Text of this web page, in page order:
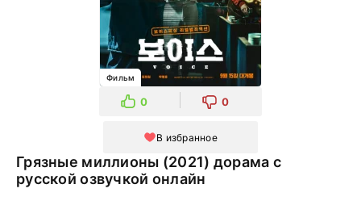
Фильм
0 0
В избранное
Грязные миллионы (2021) дорама с
русской озвучкой онлайн